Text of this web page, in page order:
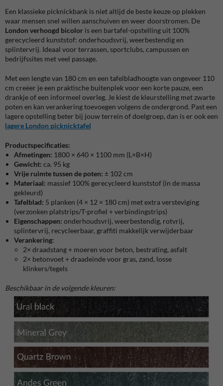
Een klassieke picknickbank is niet altijd de beste keuze op plekken
waar mensen snel willen aanschuiven en weer doorstromen. De
London verhoogd bicolor is een bartafel-opstelling uit 100%
gerecycleerd kunststof: onderhoudsvrij, weerbestendig en
splintervrij. Ideaal voor terrassen, sportclubs, campussen en
bedrijfssites met veel passage.
Met een lengte van 180 cm en een tafelbladhoogte van ongeveer 110
cm creëer je een praktische buitenplek voor een korte pauze, een
drankje of een informeel overleg. Je kiest de kleurstelling met zwarte
poten en kan verankering toevoegen volgens de ondergrond. Past een
lagere opstelling beter bij jouw terrein of doelgroep, dan is er ook een
lagere London picknicktafel
Productspecificaties:
Afmetingen: 1800 × 640 × 1100 mm (L×B×H)
Gewicht: ca. 95 kg
Vrije ruimte tussen de poten: ± 102 cm
Materiaal: massief 100% gerecycleerd kunststof (in de massa
gekleurd)
Tafelblad: 5 planken (4 × 12 × 180 cm) met extra versteviging
(verzonken platstrips/T-profiel + verbindingstrips)
Eigenschappen: onderhoudsvrij, weerbestendig, rotvrij,
splintervrij, recycleerbaar, graffiti makkelijk verwijderbaar
Verankering:
2× draadstang + moeren voor beton, bestrating, asfalt
2× betonvoet + draadeinde voor gras, zand, losse
klinkers/tegels
Beschikbaar in de volgende kleuren: